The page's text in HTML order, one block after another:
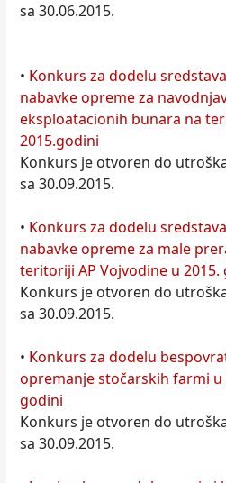
sa 30.06.2015.
• Konkurs za dodelu
nabavke opreme za
eksploatacionih bunara na
2015.godini
Konkurs je otvoren do
sa 30.09.2015.
• Konkurs za dodelu
nabavke opreme za male
teritoriji AP Vojvodine u 2015.
Konkurs je otvoren do
sa 30.09.2015.
• Konkurs za dodelu
opremanje stočarskih farmi u
godini
Konkurs je otvoren do
sa 30.09.2015.